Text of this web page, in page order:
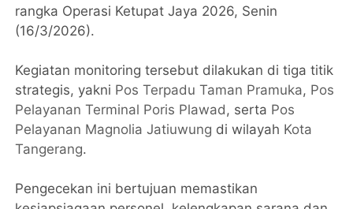
rangka Operasi Ketupat Jaya 2026, Senin
(16/3/2026).
Kegiatan monitoring tersebut dilakukan di tiga titik
strategis, yakni Pos Terpadu Taman Pramuka, Pos
Pelayanan Terminal Poris Plawad , serta Pos
Pelayanan Magnolia Jatiuwung di wilayah Kota
Tangerang.
Pengecekan ini bertujuan memastikan